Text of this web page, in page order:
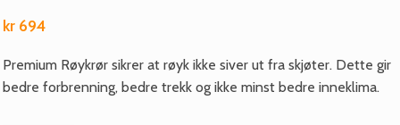
kr 694
Premium Røykrør sikrer at røyk ikke siver ut fra skjøter. Dette gir
bedre forbrenning, bedre trekk og ikke minst bedre inneklima.